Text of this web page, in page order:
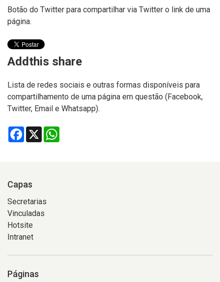
Botão do Twitter para compartilhar via Twitter o link de uma
página.
Addthis share
Lista de redes sociais e outras formas disponíveis para
compartilhamento de uma página em questão (Facebook,
Twitter, Email e Whatsapp).
Facebook
X
Capas
Secretarias
Vinculadas
Hotsite
Intranet
Páginas